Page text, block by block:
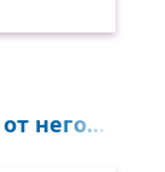
него...